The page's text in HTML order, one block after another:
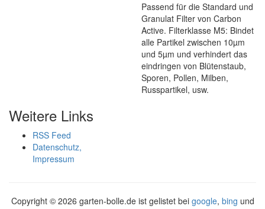
Passend für die Standard und
Granulat Filter von Carbon
Active. Filterklasse M5: Bindet
alle Partikel zwischen 10µm
und 5µm und verhindert das
eindringen von Blütenstaub,
Sporen, Pollen, Milben,
Russpartikel, usw.
Weitere Links
RSS Feed
Datenschutz,
Impressum
Copyright © 2026 garten-bolle.de ist gelistet bei google, bing und